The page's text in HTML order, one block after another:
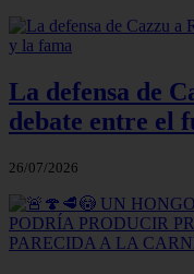
La defensa de
debate entre el
26/07/2026